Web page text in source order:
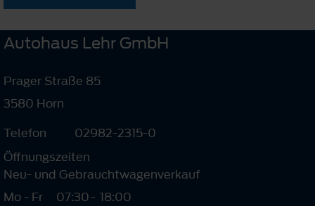
Autohaus Lehr GmbH
Prager Straße 85
3580 Horn
Telefon
02982-2315-0
Öffnungszeiten
Neu- und Gebrauchtwagenverkauf
Mo - Fr
07:30- 18:00